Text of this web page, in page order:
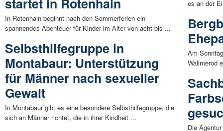
In Rotenhain beginnt nach den Sommerferien ein
spannendes Abenteuer für Kinder im Alter von acht bis ...
Selbsthilfegruppe in
Montabaur: Unterstützung
für Männer nach sexueller
Gewalt
In Montabaur gibt es eine besondere Selbsthilfegruppe, die
sich an Männer richtet, die in ihrer Kindheit ...
es an der
Am
Wallmerod
Die